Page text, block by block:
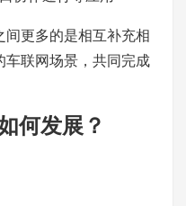
更多的是相互补充相
联网场景，共同完成
何发展？